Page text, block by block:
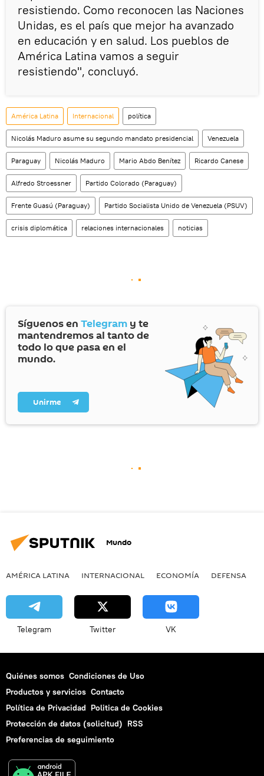
resistiendo. Como reconocen las Naciones
Unidas, es el país que mejor ha avanzado
en educación y en salud. Los pueblos de
América Latina vamos a seguir
resistiendo", concluyó.
América Latina Internacional política
Nicolás Maduro asume su segundo mandato presidencial Venezuela
Paraguay Nicolás Maduro Mario Abdo Benítez Ricardo Canese
Alfredo Stroessner Partido Colorado (Paraguay)
Frente Guasú (Paraguay) Partido Socialista Unido de Venezuela (PSUV)
crisis diplomática relaciones internacionales noticias
Síguenos en Telegram y te
mantendremos al tanto de
todo lo que pasa en el
mundo.
Unirme
Mundo
AMÉRICA LATINA INTERNACIONAL ECONOMÍA DEFENSA
Telegram Twitter VK
Quiénes somos Condiciones de Uso
Productos y servicios Contacto
Política de Privacidad Politica de Cookies
Protección de datos (solicitud) RSS
Preferencias de seguimiento